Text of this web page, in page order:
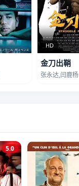
HD
金刀出鞘
张永达,闫鹿杨
5.0